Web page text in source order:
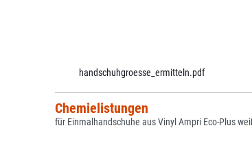
handschuhgroesse_ermitteln.pdf
Chemielistungen
für Einmalhandschuhe aus Vinyl Ampri Eco-Plus